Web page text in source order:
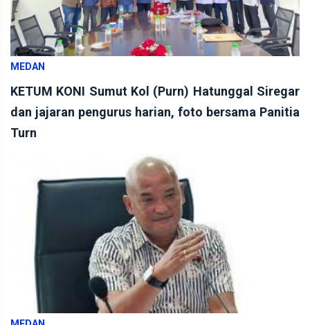
MEDAN
KETUM KONI Sumut Kol (Purn) Hatunggal Siregar
dan jajaran pengurus harian, foto bersama Panitia
Turn